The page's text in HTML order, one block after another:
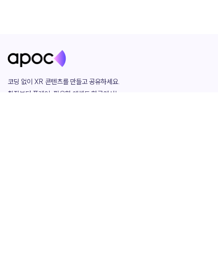
코딩 없이 XR 콘텐츠를 만들고 공유하세요.
창작부터 플레이, 필요한 애셋도 한곳에서!